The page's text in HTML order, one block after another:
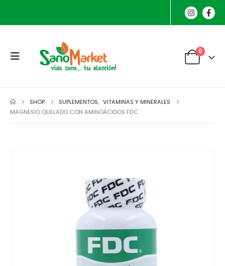
0
SHOP SUPLEMENTOS, VITAMINAS Y MINERALES
MAGNESIO QUELADO CON AMINOÁCIDOS FDC